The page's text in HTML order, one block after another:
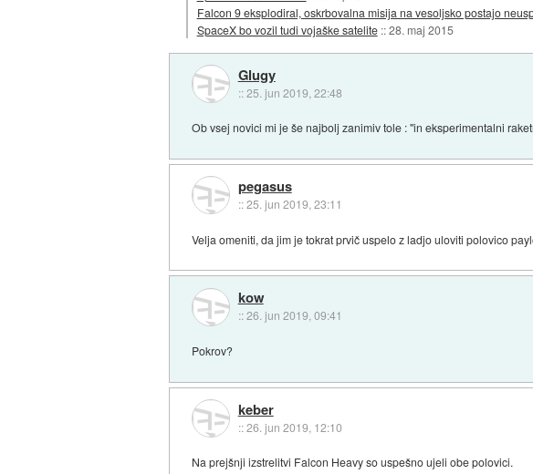
Falcon 9 eksplodiral, oskrbovalna misija na vesoljsko postajo
SpaceX bo vozil tudi vojaške satelite ::28. maj 2015
Glugy
::25. jun 2019, 22:48
Ob vsej novici mi je še najbolj zanimiv tole : "in eksperimentalni
pegasus
::25. jun 2019, 23:11
Velja omeniti, da jim je tokrat prvič uspelo z ladjo uloviti polovico
kow
::26. jun 2019, 09:41
Pokrov?
keber
::26. jun 2019, 12:10
Na prejšnji izstrelitvi Falcon Heavy so uspešno ujeli obe polovici.